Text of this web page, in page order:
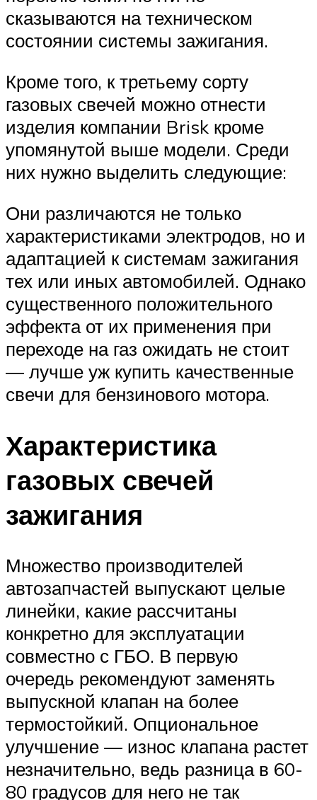
сказываются на техническом
состоянии системы зажигания.
Кроме того, к третьему сорту
газовых свечей можно отнести
изделия компании Brisk кроме
упомянутой выше модели. Среди
них нужно выделить следующие:
Они различаются не только
характеристиками электродов, но и
адаптацией к системам зажигания
тех или иных автомобилей. Однако
существенного положительного
эффекта от их применения при
переходе на газ ожидать не стоит
— лучше уж купить качественные
свечи для бензинового мотора.
Характеристика
газовых свечей
зажигания
Множество производителей
автозапчастей выпускают целые
линейки, какие рассчитаны
конкретно для эксплуатации
совместно с ГБО. В первую
очередь рекомендуют заменять
выпускной клапан на более
термостойкий. Опциональное
улучшение — износ клапана растет
незначительно, ведь разница в 60-
80 градусов для него не так